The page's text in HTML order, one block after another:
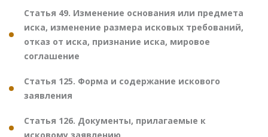
Статья 49. Изменение основания или предмета
иска, изменение размера исковых требований,
отказ от иска, признание иска, мировое
соглашение
Статья 125. Форма и содержание искового
заявления
Статья 126. Документы, прилагаемые к